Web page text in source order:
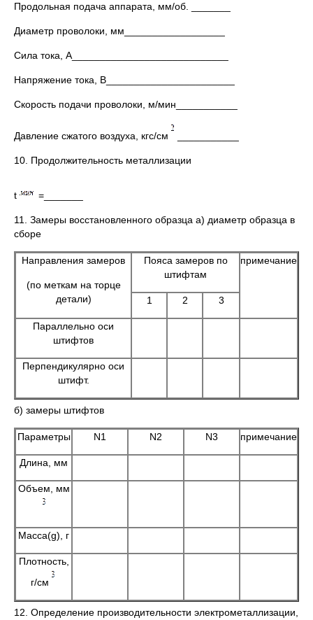
Продольная подача аппарата, мм/об. _______
Диаметр проволоки, мм__________________
Сила тока, А____________________________
Напряжение тока, В_______________________
Скорость подачи проволоки, м/мин___________
Давление сжатого воздуха, кгс/см
10. Продолжительность металлизации
t =_______
11. Замеры восстановленного образца а) диаметр образца в
сборе
Направления замеров
(по меткам на торце
детали)
Пояса замеров по
штифтам
примечание
1 2 3
Параллельно оси
штифтов
Перпендикулярно оси
штифт.
б) замеры штифтов
Параметры N1 N2 N3 примечание
Длина, мм
Объем, мм
Масса(g), г
Плотность,
г/см
12. Определение производительности электрометаллизации,